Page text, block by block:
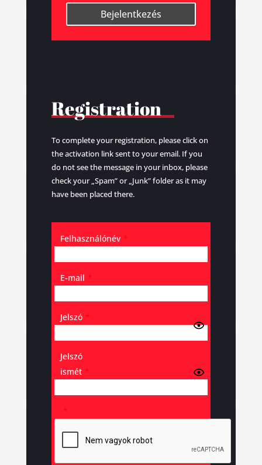
Bejelentkezés
Registration
To complete your registration, please click on
the activation link sent to your email. If you
do not see the message in your inbox, please
check your „Spam” or „Junk” folder as it may
have been placed there.
Felhasználónév *
E-mail *
Jelszó *
Jelszó
ismét *
*